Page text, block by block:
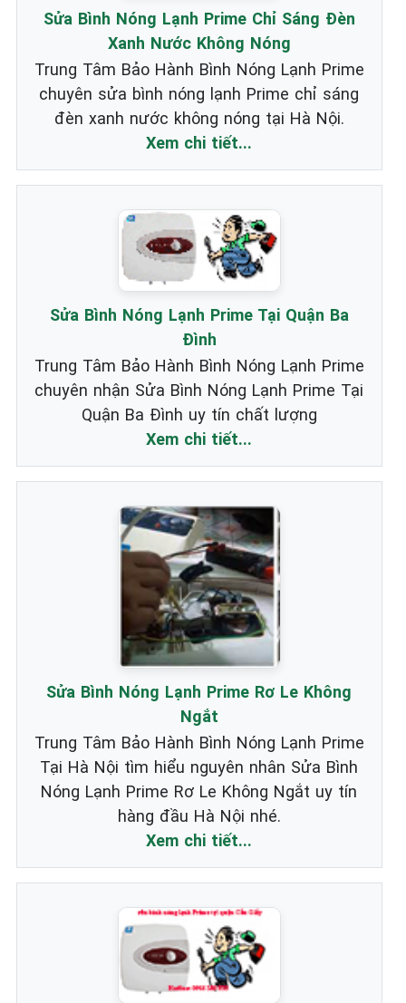
Sửa Bình Nóng Lạnh Prime Chỉ Sáng Đèn
Xanh Nước Không Nóng
Trung Tâm Bảo Hành Bình Nóng Lạnh Prime
chuyên sửa bình nóng lạnh Prime chỉ sáng
đèn xanh nước không nóng tại Hà Nội.
Xem chi tiết...
Sửa Bình Nóng Lạnh Prime Tại Quận Ba
Đình
Trung Tâm Bảo Hành Bình Nóng Lạnh Prime
chuyên nhận Sửa Bình Nóng Lạnh Prime Tại
Quận Ba Đình uy tín chất lượng
Xem chi tiết...
Sửa Bình Nóng Lạnh Prime Rơ Le Không
Ngắt
Trung Tâm Bảo Hành Bình Nóng Lạnh Prime
Tại Hà Nội tìm hiểu nguyên nhân Sửa Bình
Nóng Lạnh Prime Rơ Le Không Ngắt uy tín
hàng đầu Hà Nội nhé.
Xem chi tiết...